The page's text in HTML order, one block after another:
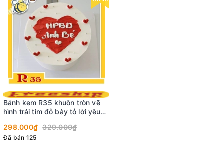
Bánh kem R35 khuôn tròn vẽ
hình trái tim đỏ bày tỏ lời yêu
298.000₫ 329.000₫
Đã bán 125